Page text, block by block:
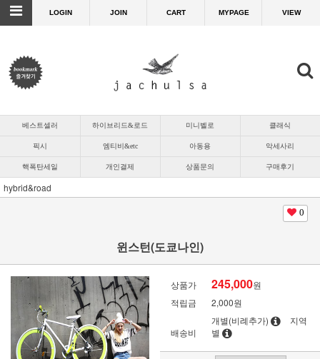
LOGIN JOIN CART MYPAGE VIEW
베스트셀러 하이브리드&로드 미니벨로 클래식
픽시 엠티비&etc 아동용 악세사리
핵폭탄세일 개인결제 상품문의 구매후기
hybrid&road
0
윈스턴(도쿄나인)
상품가 245,000원
적립금
2,000원
배송비
개별(비례추가)
지역
별